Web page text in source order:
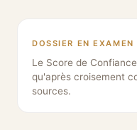
DOSSIER EN EXAMEN
Le Score de
qu'après croisement
sources.